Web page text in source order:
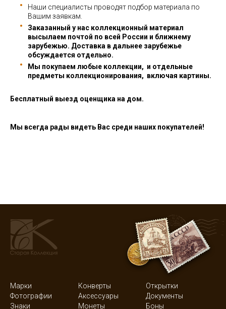
Наши специалисты проводят подбор материала по
Вашим заявкам.
Заказанный у нас коллекционный материал
высылаем почтой по всей России и ближнему
зарубежью. Доставка в дальнее зарубежье
обсуждается отдельно.
Мы покупаем любые коллекции, и отдельные
предметы коллекционирования, включая картины.
Бесплатный выезд оценщика на дом.
Мы всегда рады видеть Вас среди наших покупателей!
Марки Конверты
Открытки
Фотографии
Аксессуары
Документы
Знаки
Монеты Боны